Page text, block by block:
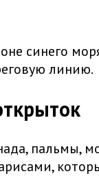
синего
линию.
пальмы,